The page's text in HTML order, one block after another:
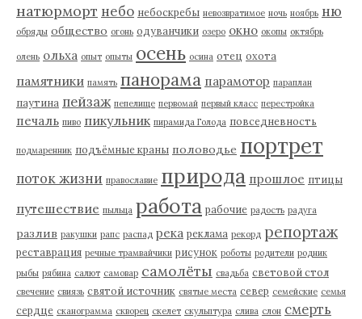
натюрморт небо небоскребы невозвратимое ночь ноябрь ню
обряды общество огонь одуванчики озеро окно окопы октябрь
олень ольха опыт опыты осень осина отец охота
памятники память панорама парамотор параплан
паутина пейзаж пепелище первомай первый класс перестройка
печаль пиво пикульник пирамида Голода повседневность
подмаренник подъёмные краны половодье портрет
поток жизни православие природа прошлое птицы
путешествие пыльца работа рабочие радость радуга
разлив ракушки рапс распад река реклама рекорд репортаж
реставрация речные трамвайчики рисунок роботы родители родник
рыбы рябина салют самовар самолёты свадьба световой стол
свечение свиязь святой источник святые места север семейские семья
сердце сканограмма скворец скелет скульптура слива слон смерть